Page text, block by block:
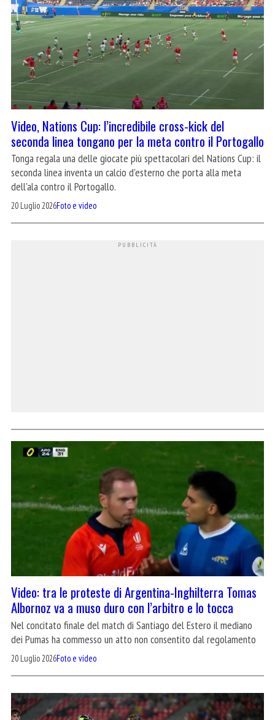
Video, Nations Cup: l’incredibile cross-kick del
seconda linea tongano per la meta contro il Portogallo
Tonga regala una delle giocate più spettacolari del Nations Cup: il
seconda linea inventa un calcio d'esterno che porta alla meta
dell'ala contro il Portogallo.
20 Luglio 2026Foto e video
Video: tra le proteste di Argentina-Inghilterra Tomas
Albornoz va a muso duro con l’arbitro e lo tocca
Nel concitato finale del match di Santiago del Estero il mediano
dei Pumas ha commesso un atto non consentito dal regolamento
20 Luglio 2026Foto e video